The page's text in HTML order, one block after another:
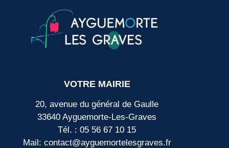
VOTRE MAIRIE
20, avenue du général de Gaulle
33640 Ayguemorte-Les-Graves
Tél. : 05 56 67 10 15
Mail: contact@ayguemortelesgraves.fr